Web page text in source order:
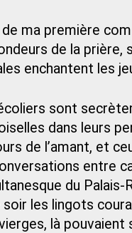
ma première
de la prière,
enchantent les
sont
dans leurs
de l’amant, et
entre
du Palais-
soir les lingots
là pouvaient